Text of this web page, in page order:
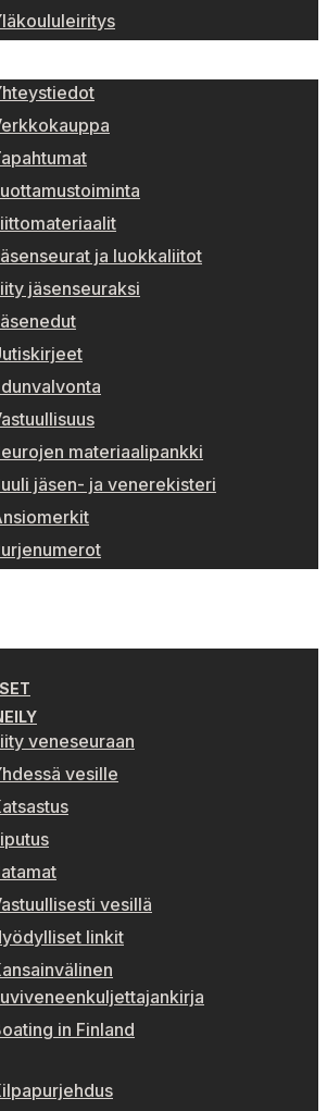
ja luokkaliitot
jäsenseuraksi
materiaalipankki
jäsen- ja venerekisteri
veneseuraan
vesille
vesillä
linkit
in Finland